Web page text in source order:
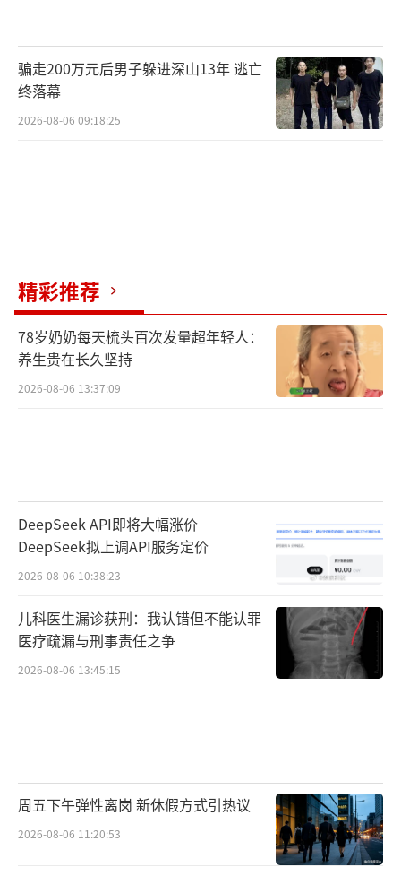
骗走200万元后男子躲进深山13年 逃亡
终落幕
2026-08-06 09:18:25
精彩推荐
78岁奶奶每天梳头百次发量超年轻人：
养生贵在长久坚持
2026-08-06 13:37:09
DeepSeek API即将大幅涨价
DeepSeek拟上调API服务定价
2026-08-06 10:38:23
儿科医生漏诊获刑：我认错但不能认罪
医疗疏漏与刑事责任之争
2026-08-06 13:45:15
周五下午弹性离岗 新休假方式引热议
2026-08-06 11:20:53